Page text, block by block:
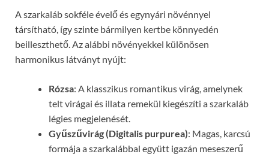
A szarkaláb sokféle évelő és egynyári növénnyel
társítható, így szinte bármilyen kertbe könnyedén
beilleszthető. Az alábbi növényekkel különösen
harmonikus látványt nyújt:
Rózsa: A klasszikus romantikus virág, amelynek
telt virágai és illata remekül kiegészíti a szarkaláb
légies megjelenését.
Gyűszűvirág (Digitalis purpurea): Magas, karcsú
formája a szarkalábbal együtt igazán meseszerű